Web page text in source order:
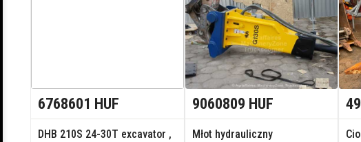
6768601 HUF
DHB 210S 24-30T excavator ,
9060809 HUF
Młot hydrauliczny